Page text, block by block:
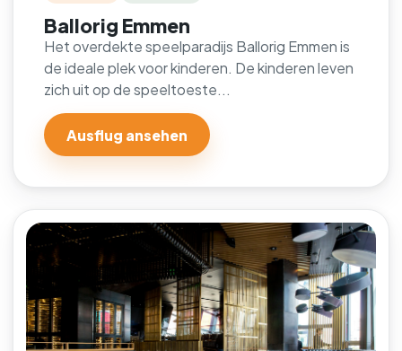
Ballorig Emmen
Het overdekte speelparadijs Ballorig Emmen is
de ideale plek voor kinderen. De kinderen leven
zich uit op de speeltoeste...
Ausflug ansehen